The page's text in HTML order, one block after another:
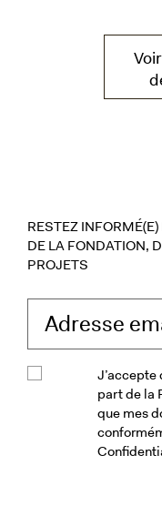
RESTEZ
DE LA FONDATION,
PROJETS
part de la
que mes